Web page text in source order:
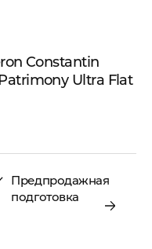
Constantin
Ultra Flat
Предпродажная
подготовка